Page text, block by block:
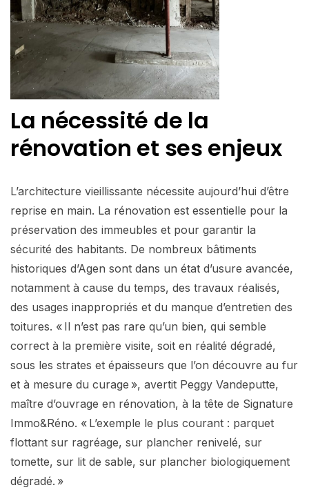
La nécessité de la
rénovation et ses enjeux
L’architecture vieillissante nécessite aujourd’hui d’être
reprise en main. La rénovation est essentielle pour la
préservation des immeubles et pour garantir la
sécurité des habitants. De nombreux bâtiments
historiques d’Agen sont dans un état d’usure avancée,
notamment à cause du temps, des travaux réalisés,
des usages inappropriés et du manque d’entretien des
toitures. « Il n’est pas rare qu’un bien, qui semble
correct à la première visite, soit en réalité dégradé,
sous les strates et épaisseurs que l’on découvre au fur
et à mesure du curage », avertit Peggy Vandeputte,
maître d’ouvrage en rénovation, à la tête de Signature
Immo&Réno. « L’exemple le plus courant : parquet
flottant sur ragréage, sur plancher renivelé, sur
tomette, sur lit de sable, sur plancher biologiquement
dégradé. »